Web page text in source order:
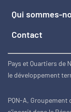
Qui sommes-
Contact
Pays et Quartiers de
le développement
PQN-A, Groupement